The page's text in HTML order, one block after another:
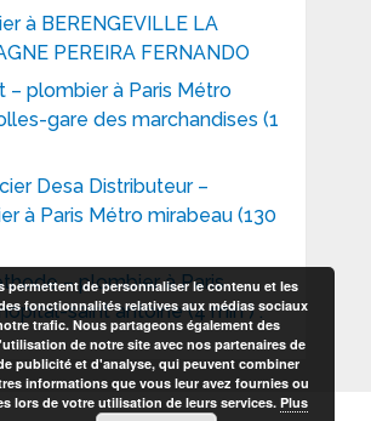
à BERENGEVILLE LA
PEREIRA FERNANDO
– plombier à Paris Métro
gare des marchandises (1
Desa Distributeur –
à Paris Métro mirabeau (130
– plombier à Paris
saint antoine (4 min ) :
permettent de personnaliser le contenu et les
fonctionnalités relatives aux médias sociaux
trafic. Nous partageons également des
de notre site avec nos partenaires de
publicité et d'analyse, qui peuvent combiner
informations que vous leur avez fournies ou
lors de votre utilisation de leurs services. Plus